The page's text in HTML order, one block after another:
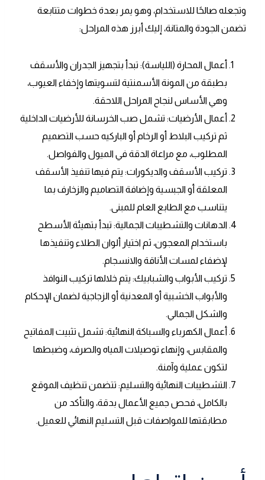
وتجعله صالحًا للاستخدام، وهو يمر بعدة خطوات متتابعة
تضمن الجودة والمتانة، إليك أبرز هذه المراحل:
أعمال المحارة (اللياسة): تبدأ بتجهيز الجدران والأسقف
بطبقة من المونة الأسمنتية لتسويتها وإخفاء العيوب،
وهي الأساس لنجاح المراحل اللاحقة.
أعمال الأرضيات: تشمل صب الخرسانة للأرضيات الداخلية
ثم تركيب البلاط أو الرخام أو الباركيه حسب التصميم
المطلوب، مع مراعاة الدقة في الميول والفواصل.
تركيب الأسقف والديكورات: يتم فيها تنفيذ الأسقف
المعلقة أو الجبسية وإضافة التصاميم والزخارف بما
يتناسب مع الطابع العام للمبنى.
الدهانات والتشطيبات الجمالية: تبدأ بتهيئة الأسطح
باستخدام المعجون، ثم اختيار ألوان الطلاء وتنفيذها
لإضفاء لمسات الأناقة والانسجام.
تركيب الأبواب والشبابيك: يتم خلالها تركيب النوافذ
والأبواب الخشبية أو المعدنية أو الزجاجية لضمان الإحكام
والشكل الجمالي.
أعمال الكهرباء والسباكة النهائية: تشمل تثبيت المفاتيح
والمقابس، وإنهاء توصيلات المياه والصرف، وضبطها
لتكون عملية وآمنة.
التشطيبات النهائية والتسليم: تتضمن تنظيف الموقع
بالكامل، فحص جميع الأعمال بدقة، والتأكد من
مطابقتها للمواصفات قبل التسليم النهائي للعميل.